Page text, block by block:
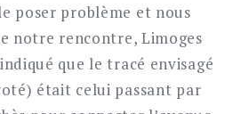
poser problème et nous
notre rencontre, Limoges
que le tracé envisagé
était celui passant par